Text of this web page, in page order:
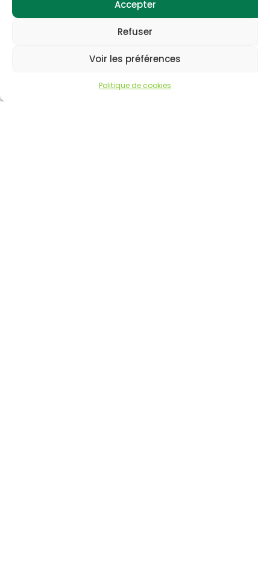
Accepter
Refuser
Voir les préférences
Politique de cookies